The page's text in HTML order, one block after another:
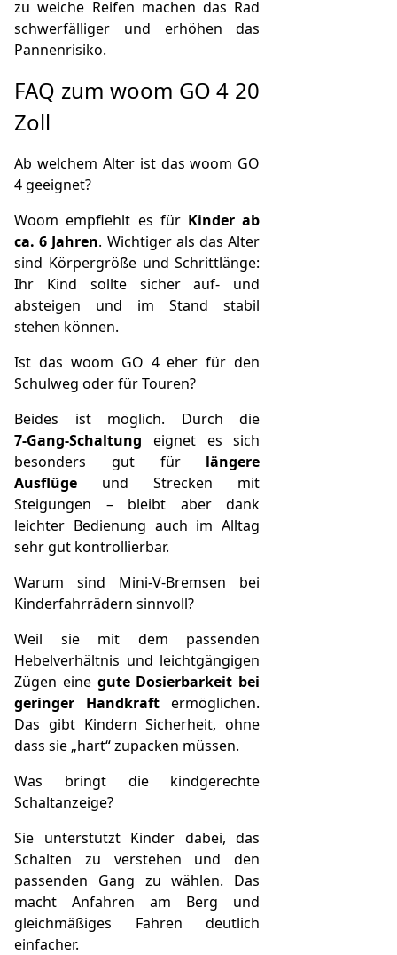
zu weiche Reifen machen das Rad
schwerfälliger und erhöhen das
Pannenrisiko.
FAQ zum woom GO 4 20
Zoll
Ab welchem Alter ist das woom GO
4 geeignet?
Woom empfiehlt es für Kinder ab
ca. 6 Jahren. Wichtiger als das Alter
sind Körpergröße und Schrittlänge:
Ihr Kind sollte sicher auf- und
absteigen und im Stand stabil
stehen können.
Ist das woom GO 4 eher für den
Schulweg oder für Touren?
Beides ist möglich. Durch die
7‑Gang-Schaltung eignet es sich
besonders gut für längere
Ausflüge und Strecken mit
Steigungen – bleibt aber dank
leichter Bedienung auch im Alltag
sehr gut kontrollierbar.
Warum sind Mini‑V‑Bremsen bei
Kinderfahrrädern sinnvoll?
Weil sie mit dem passenden
Hebelverhältnis und leichtgängigen
Zügen eine gute Dosierbarkeit bei
geringer Handkraft ermöglichen.
Das gibt Kindern Sicherheit, ohne
dass sie „hart“ zupacken müssen.
Was bringt die kindgerechte
Schaltanzeige?
Sie unterstützt Kinder dabei, das
Schalten zu verstehen und den
passenden Gang zu wählen. Das
macht Anfahren am Berg und
gleichmäßiges Fahren deutlich
einfacher.